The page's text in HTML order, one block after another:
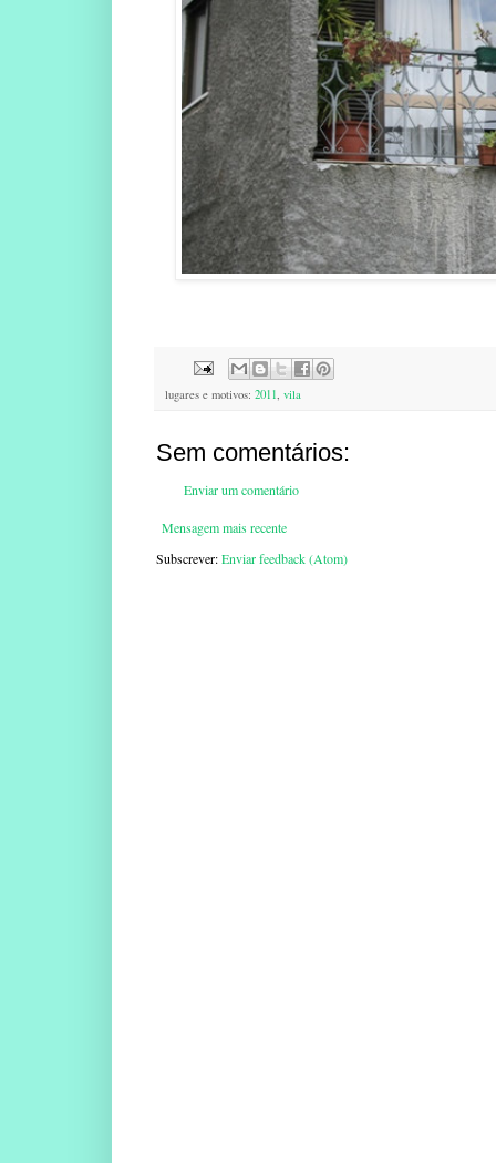
lugares e motivos: 2011, vila
Sem comentários:
Enviar um comentário
Mensagem mais recente
Subscrever:Enviar feedback (Atom)